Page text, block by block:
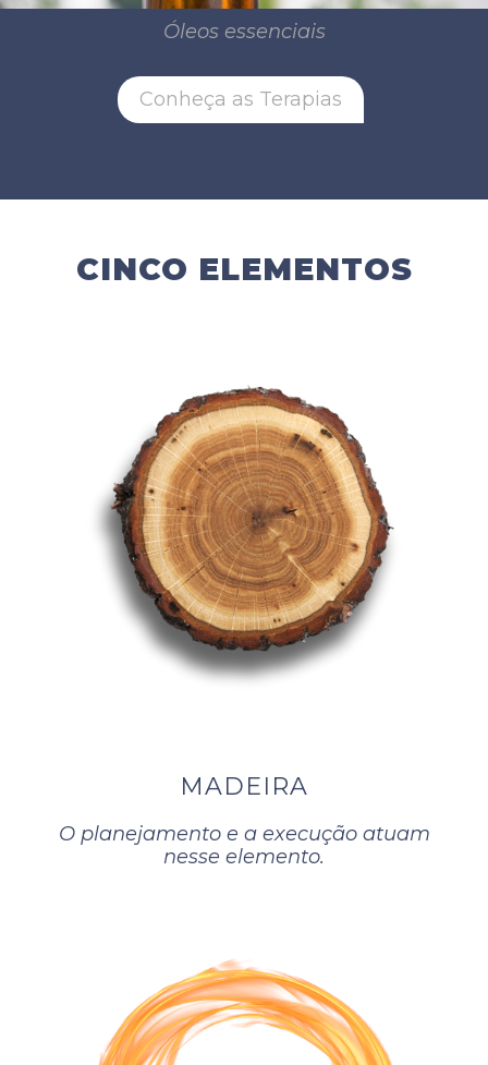
Óleos essenciais
Conheça as Terapias
CINCO ELEMENTOS
MADEIRA
O planejamento e a execução atuam
nesse elemento.